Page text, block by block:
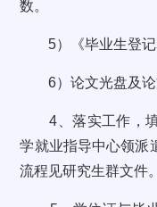
数。
5）《毕业生登记
6）论文光盘及论
4、落实工作，填
学就业指导中心领派
流程见研究生群文件。